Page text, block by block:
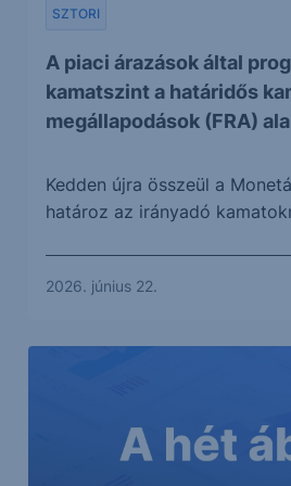
A piaci árazások által
kamatszint a határidős
megállapodások (FRA)
SZTORI
Kedden újra összeül a
határoz az irányadó
2026. június 22.